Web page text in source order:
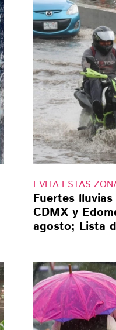
EVITA ESTAS
Fuertes
CDMX y
agosto;